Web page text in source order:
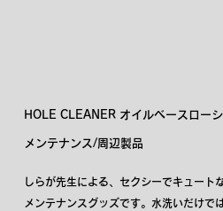
HOLE CLEANER オイルベースロー
メンテナンス/周辺製品
しらが先生による、セクシーでキュート
メンテナンスグッズです。水洗いだけで